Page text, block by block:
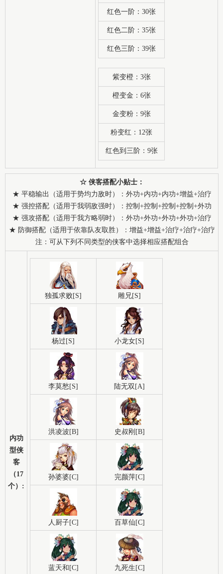
红色一阶：30张
红色二阶：35张
红色三阶：39张
紫变橙：3张
橙变金：6张
金变粉：9张
粉变红：12张
红色到三阶：9张
☆ 侠客搭配小贴士：
★ 平稳输出（适用于势均力敌时）：外功+内功+内功+增益+治疗
★ 强控搭配（适用于我弱敌强时）：控制+控制+控制+控制+外功
★ 强攻搭配（适用于我方略弱时）：外功+外功+外功+外功+治疗
★ 防御搭配（适用于依靠队友取胜）：增益+增益+治疗+治疗+治疗
注：可从下列不同类型的侠客中选择相应搭配组合
内功
型侠
客
（17
个）:
独孤求败[S] 雕兄[S]
杨过[S] 小龙女[S]
李莫愁[S] 陆无双[A]
洪凌波[B] 史叔刚[B]
孙婆婆[C] 完颜萍[C]
人厨子[C] 百草仙[C]
蓝天和[C] 九死生[C]